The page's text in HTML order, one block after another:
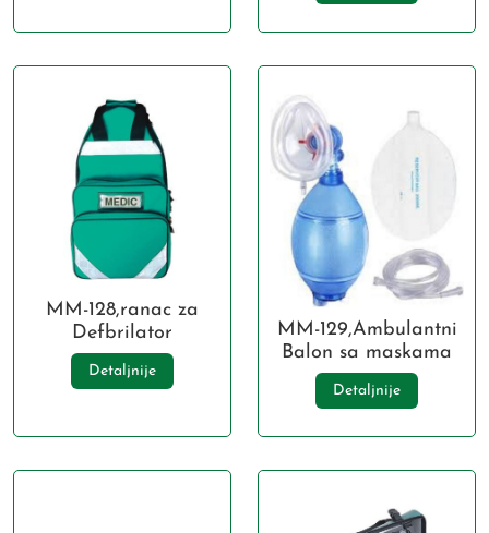
MM-128,ranac za
Defbrilator
Detaljnije
MM-129,Ambulantni
Balon sa maskama
Detaljnije